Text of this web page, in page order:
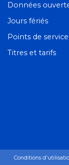
Données
Jours fériés
Points de service
Titres et tarifs
Conditions